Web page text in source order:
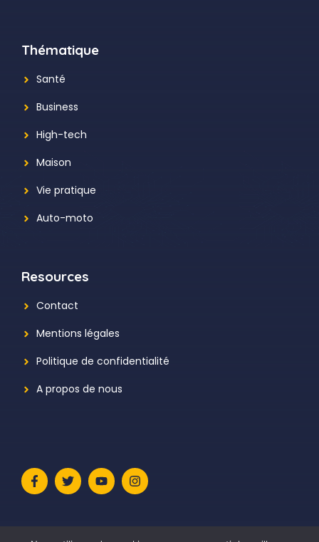
Thématique
Santé
Business
High-tech
Maison
Vie pratique
Auto-moto
Resources
Contact
Mentions légales
Politique de confidentialité
A propos de nous